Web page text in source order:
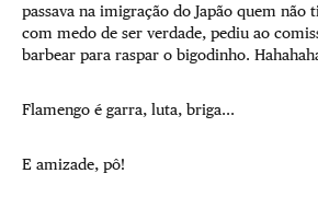
passava na imigração do Japão quem não
com medo de ser verdade, pediu ao
barbear para raspar o bigodinho.
Flamengo é garra, luta, briga...
E amizade, pô!